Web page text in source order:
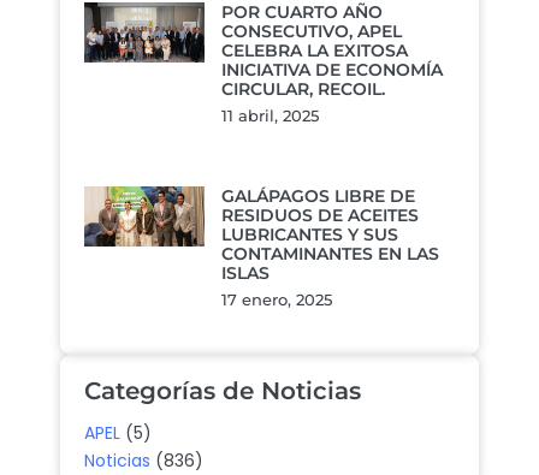
POR CUARTO AÑO
CONSECUTIVO, APEL
CELEBRA LA EXITOSA
INICIATIVA DE ECONOMÍA
CIRCULAR, RECOIL.
11 abril, 2025
GALÁPAGOS LIBRE DE
RESIDUOS DE ACEITES
LUBRICANTES Y SUS
CONTAMINANTES EN LAS
ISLAS
17 enero, 2025
Categorías de Noticias
APEL (5)
Noticias (836)